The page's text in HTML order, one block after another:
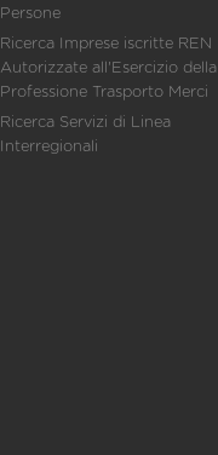
Persone
Ricerca Imprese iscritte REN
Autorizzate all'Esercizio della
Professione Trasporto Merci
Ricerca Servizi di Linea
Interregionali